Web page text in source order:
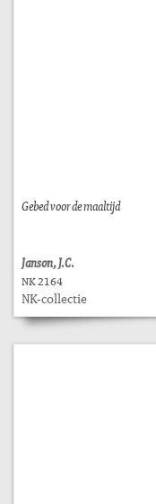
Gebed voor de maaltijd
Janson, J.C.
NK 2164
NK-collectie